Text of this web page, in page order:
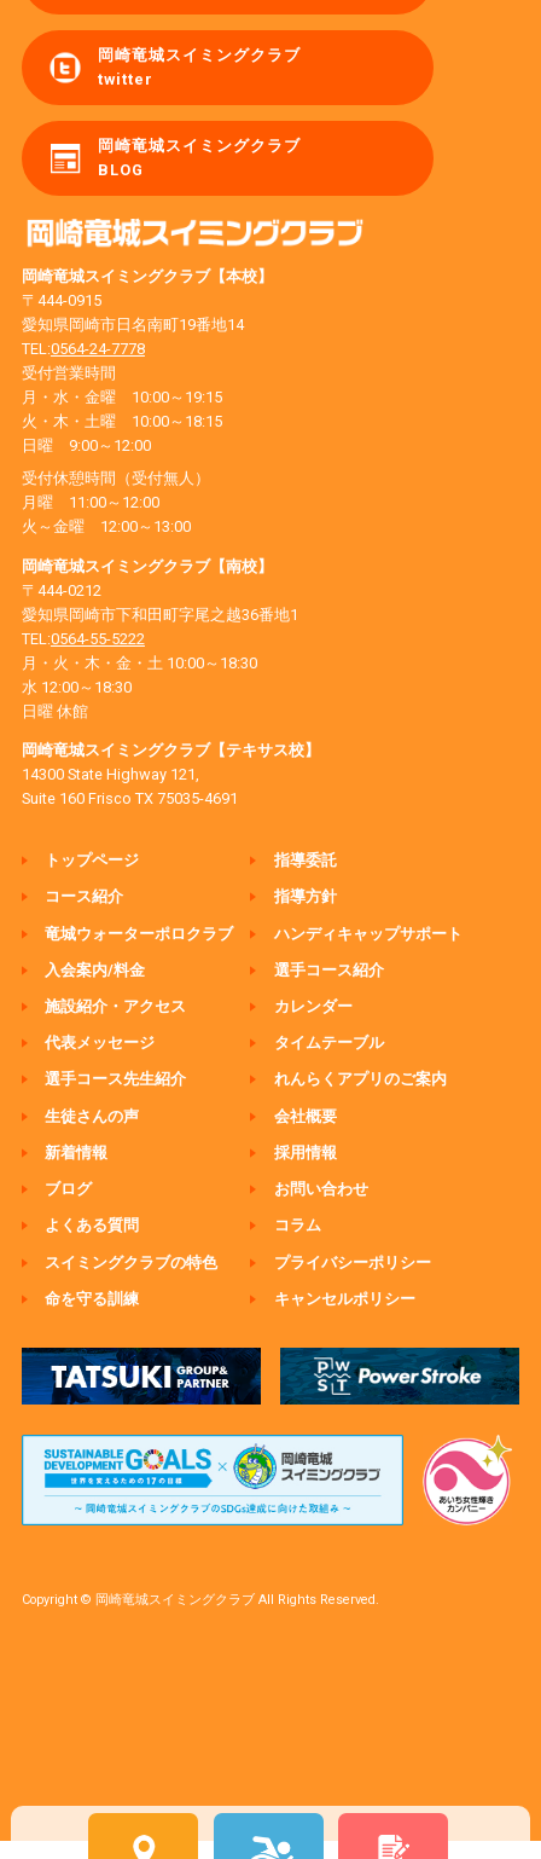
岡崎竜城スイミングクラブ
twitter
岡崎竜城スイミングクラブ
BLOG
岡崎竜城スイミングクラブ【本校】
〒444-0915
愛知県岡崎市日名南町19番地14
TEL:0564-24-7778
受付営業時間
月・水・金曜 10:00～19:15
火・木・土曜 10:00～18:15
日曜 9:00～12:00
受付休憩時間（受付無人）
月曜 11:00～12:00
火～金曜 12:00～13:00
岡崎竜城スイミングクラブ【南校】
〒444-0212
愛知県岡崎市下和田町字尾之越36番地1
TEL:0564-55-5222
月・火・木・金・土 10:00～18:30
水 12:00～18:30
日曜 休館
岡崎竜城スイミングクラブ【テキサス校】
14300 State Highway 121,
Suite 160 Frisco TX 75035-4691
トップページ
コース紹介
竜城ウォーターポロクラブ
入会案内/料金
施設紹介・アクセス
代表メッセージ
選手コース先生紹介
生徒さんの声
新着情報
ブログ
よくある質問
スイミングクラブの特色
命を守る訓練
指導委託
指導方針
ハンディキャップサポート
選手コース紹介
カレンダー
タイムテーブル
れんらくアプリのご案内
会社概要
採用情報
お問い合わせ
コラム
プライバシーポリシー
キャンセルポリシー
Copyright © 岡崎竜城スイミングクラブ All Rights Reserved.